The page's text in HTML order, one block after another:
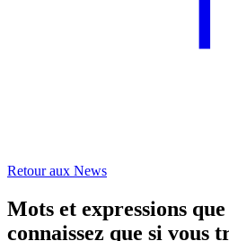
Retour aux News
Mots et expressions que
connaissez que si vous